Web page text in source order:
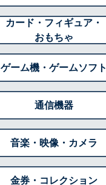
カード・フィギュア・
おもちゃ
ゲーム機・ゲームソフト
通信機器
音楽・映像・カメラ
金券・コレクション